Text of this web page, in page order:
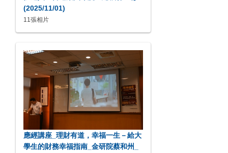
(2025/11/01)
11張相片
應經講座_理財有道，幸福一生－給大
學生的財務幸福指南_金研院蔡和州_